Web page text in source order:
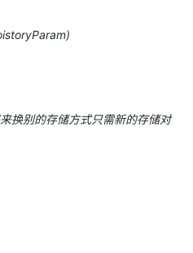
别的存储方式只需新的存储对